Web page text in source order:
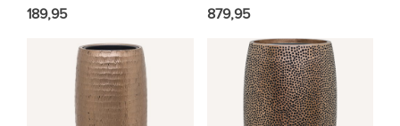
189,95 879,95